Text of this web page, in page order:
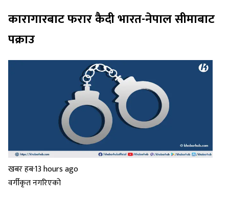
कारागारबाट फरार कैदी भारत-नेपाल सीमाबाट
पक्राउ
खबर हब·13 hours ago
वर्गीकृत नगरिएको